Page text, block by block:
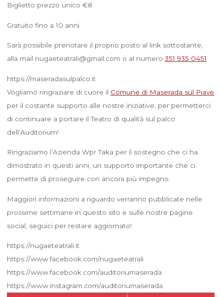
Biglietto prezzo unico €8
Gratuito fino a 10 anni
Sarà possibile prenotare il proprio posto al link sottostante,
alla mail nugaeteatrali@gmail.com o al numero 351 935 0451
https://maseradasulpalco.it
Vogliamo ringraziare di cuore il Comune di Maserada sul Piave
per il costante supporto alle nostre iniziative, per permetterci
di continuare a portare il Teatro di qualità sul palco
dell’Auditorium!
Ringraziamo l’Azienda Wpr Taka per il sostegno che ci ha
dimostrato in questi anni, un supporto importante che ci
permette di proseguire con ancora più impegno.
Maggiori informazioni a riguardo verranno pubblicate nelle
prossime settimane in questo sito e sulle nostre pagine
social, seguici per restare aggiornato!
https://nugaeteatrali.it
https://www.facebook.com/nugaeteatrali
https://www.facebook.com/auditoriumaserada
https://www.instagram.com/auditoriumaserada